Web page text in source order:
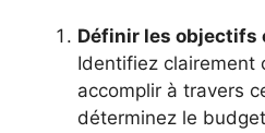
Définir les objectifs
Identifiez clairement
accomplir à travers
déterminez le